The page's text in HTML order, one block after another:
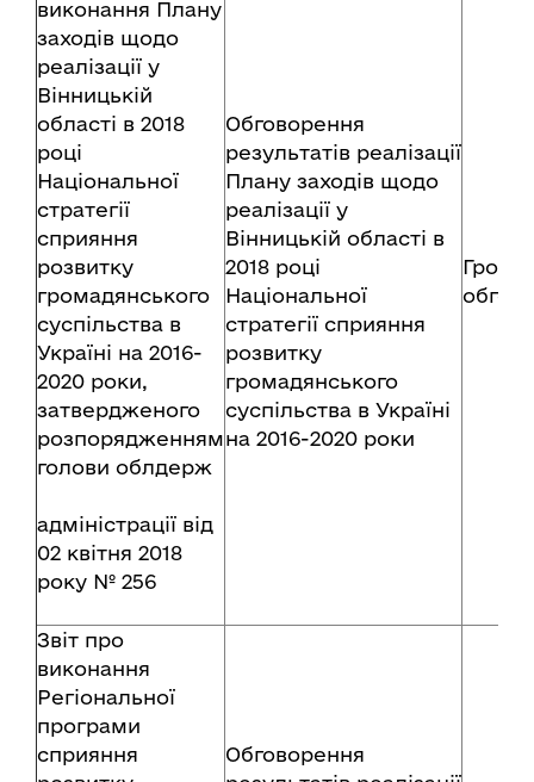
виконання Плану
заходів щодо
реалізації у
Вінницькій
області в 2018
році
Національної
стратегії
сприяння
розвитку
громадянського
суспільства в
Україні на 2016-
2020 роки,
затвердженого
розпорядженням
голови облдерж
адміністрації від
02 квітня 2018
року № 256
Обговорення
результатів реалізації
Плану заходів щодо
реалізації у
Вінницькій області в
2018 році
Національної
стратегії сприяння
розвитку
громадянського
суспільства в Україні
на 2016-2020 роки
Звіт про
виконання
Регіональної
програми
сприяння
Обговорення